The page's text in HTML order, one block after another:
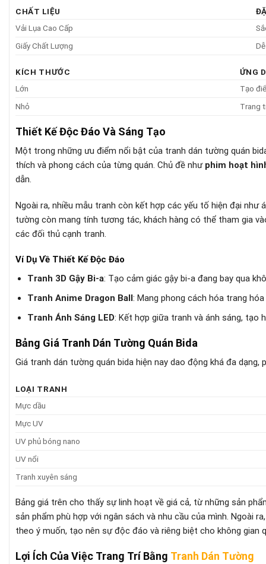
CHẤT LIỆU
Vải Lụa Cao Cấp
Giấy Chất Lượng
KÍCH THƯỚC
ỨNG
Lớn
Tạo
Nhỏ
Trang
Thiết Kế Độc Đáo Và Sáng Tạo
Một trong những ưu điểm nổi bật của tranh dán tường quán
thích và phong cách của từng quán. Chủ đề như phim hoạt
dẫn.
Ngoài ra, nhiều mẫu tranh còn kết hợp các yếu tố hiện đại
tường còn mang tính tương tác, khách hàng có thể tham gia
các đối thủ cạnh tranh.
Ví Dụ Về Thiết Kế Độc Đáo
Tranh 3D Gậy Bi-a: Tạo cảm giác gậy bi-a đang bay qua
Tranh Anime Dragon Ball: Mang phong cách hóa trang
Tranh Ánh Sáng LED: Kết hợp giữa tranh và ánh sáng, tạo
Bảng Giá Tranh Dán Tường Quán Bida
Giá tranh dán tường quán bida hiện nay dao động khá đa
LOẠI TRANH
Mực dầu
Mực UV
UV phủ bóng nano
UV nổi
Tranh xuyên sáng
Bảng giá trên cho thấy sự linh hoạt về giá cả, từ những sản
sản phẩm phù hợp với ngân sách và nhu cầu của mình. Ngoài
theo ý muốn, tạo nên sự độc đáo và riêng biệt cho không gian
Lợi Ích Của Việc Trang Trí Bằng Tranh Dán Tường